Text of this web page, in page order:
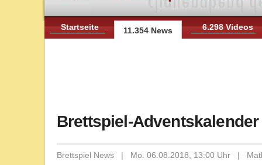
Startseite 11.354 News 6.298 Videos
Brettspiel-
Brettspiel News | Mo. 06.08.2018, 13:00 Uhr |